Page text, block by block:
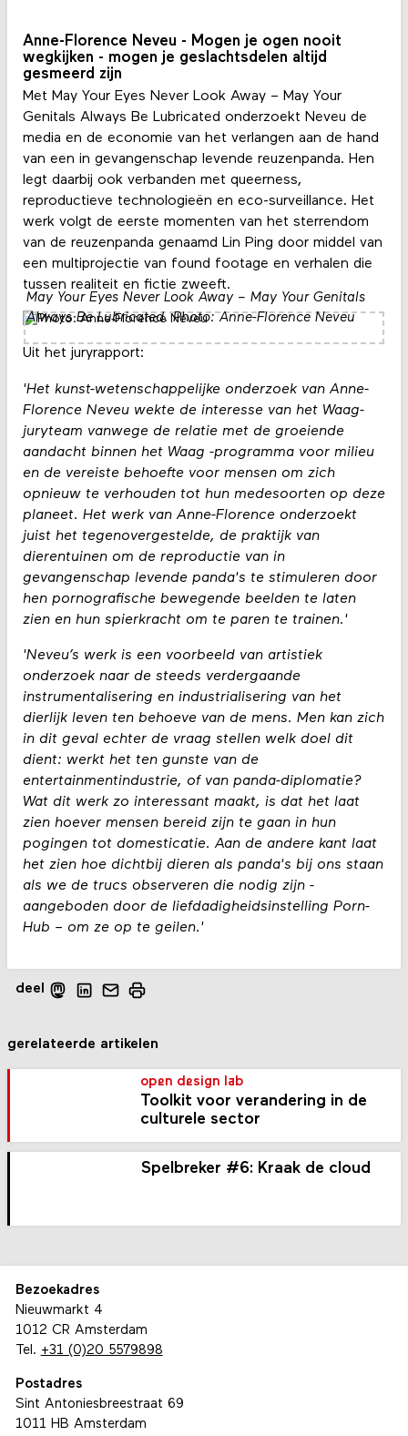
Anne-Florence Neveu - Mogen je ogen nooit
wegkijken - mogen je geslachtsdelen altijd
gesmeerd zijn
Met May Your Eyes Never Look Away – May Your
Genitals Always Be Lubricated onderzoekt Neveu de
media en de economie van het verlangen aan de hand
van een in gevangenschap levende reuzenpanda. Hen
legt daarbij ook verbanden met queerness,
reproductieve technologieën en eco-surveillance. Het
werk volgt de eerste momenten van het sterrendom
van de reuzenpanda genaamd Lin Ping door middel van
een multiprojectie van found footage en verhalen die
tussen realiteit en fictie zweeft.
May Your Eyes Never Look Away – May Your Genitals
Always Be Lubricated. Photo: Anne-Florence Neveu
Uit het juryrapport:
'Het kunst-wetenschappelijke onderzoek van Anne-
Florence Neveu wekte de interesse van het Waag-
juryteam vanwege de relatie met de groeiende
aandacht binnen het Waag -programma voor milieu
en de vereiste behoefte voor mensen om zich
opnieuw te verhouden tot hun medesoorten op deze
planeet. Het werk van Anne-Florence onderzoekt
juist het tegenovergestelde, de praktijk van
dierentuinen om de reproductie van in
gevangenschap levende panda's te stimuleren door
hen pornografische bewegende beelden te laten
zien en hun spierkracht om te paren te trainen.'
'Neveu’s werk is een voorbeeld van artistiek
onderzoek naar de steeds verdergaande
instrumentalisering en industrialisering van het
dierlijk leven ten behoeve van de mens. Men kan zich
in dit geval echter de vraag stellen welk doel dit
dient: werkt het ten gunste van de
entertainmentindustrie, of van panda-diplomatie?
Wat dit werk zo interessant maakt, is dat het laat
zien hoever mensen bereid zijn te gaan in hun
pogingen tot domesticatie. Aan de andere kant laat
het zien hoe dichtbij dieren als panda's bij ons staan
als we de trucs observeren die nodig zijn -
aangeboden door de liefdadigheidsinstelling Porn-
Hub – om ze op te geilen.'
deel
gerelateerde artikelen
open design lab
Toolkit voor verandering in de
culturele sector
Spelbreker #6: Kraak de cloud
Bezoekadres
Nieuwmarkt 4
1012 CR Amsterdam
Tel. +31 (0)20 5579898
Postadres
Sint Antoniesbreestraat 69
1011 HB Amsterdam